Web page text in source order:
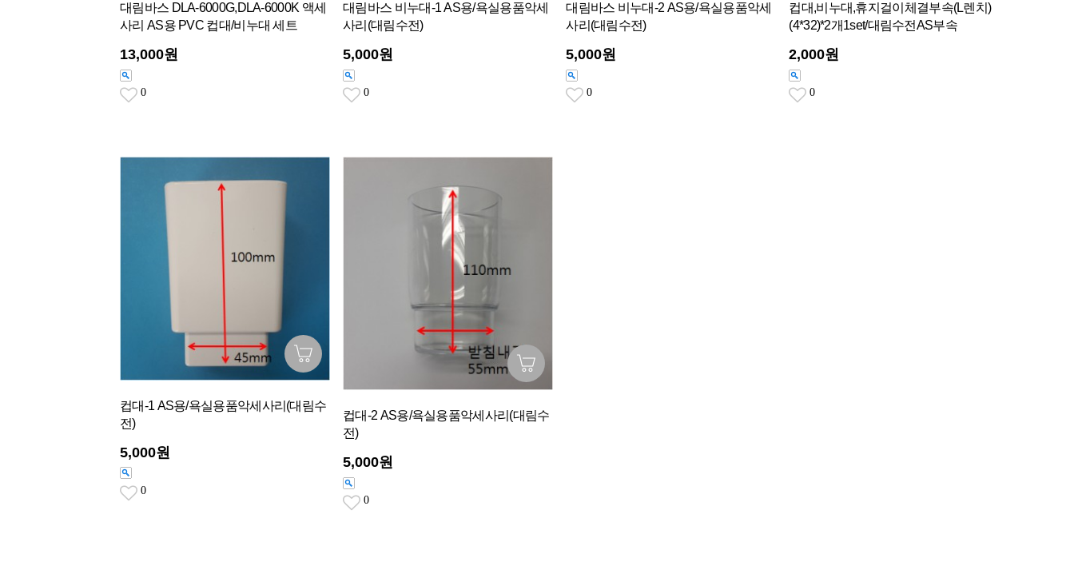
대림바스 DLA-6000G,DLA-6000K 액세
사리 AS용 PVC 컵대/비누대 세트
13,000원
0
대림바스 비누대-1 AS용/욕실용품악세
사리(대림수전)
5,000원
0
대림바스 비누대-2 AS용/욕실용품악세
사리(대림수전)
5,000원
0
컵대,비누대,휴지걸이체결부속(L렌치)
(4*32)*2개1set/대림수전AS부속
2,000원
0
컵대-1 AS용/욕실용품악세사리(대림수
전)
5,000원
0
컵대-2 AS용/욕실용품악세사리(대림수
전)
5,000원
0